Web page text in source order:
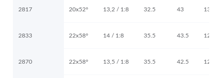
2817 20x52° 13,2 / 1:8 32.5 43 13
2833 22x58° 14 / 1:8 35.5 43.5 12
2870 22x58° 13,5 / 1:8 35.5 42.5 12